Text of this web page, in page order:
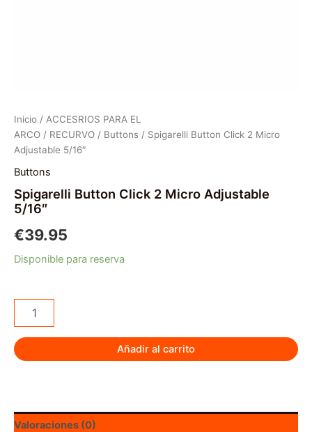
Inicio / ACCESRIOS PARA EL
ARCO / RECURVO / Buttons / Spigarelli Button Click 2 Micro
Adjustable 5/16″
Buttons
Spigarelli Button Click 2 Micro Adjustable
5/16″
€39.95
Disponible para reserva
Button
2
Micro
Añadir al carrito
Valoraciones (0)